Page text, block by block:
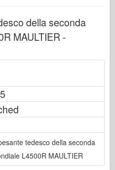
tedesco della seconda
L4500R MAULTIER